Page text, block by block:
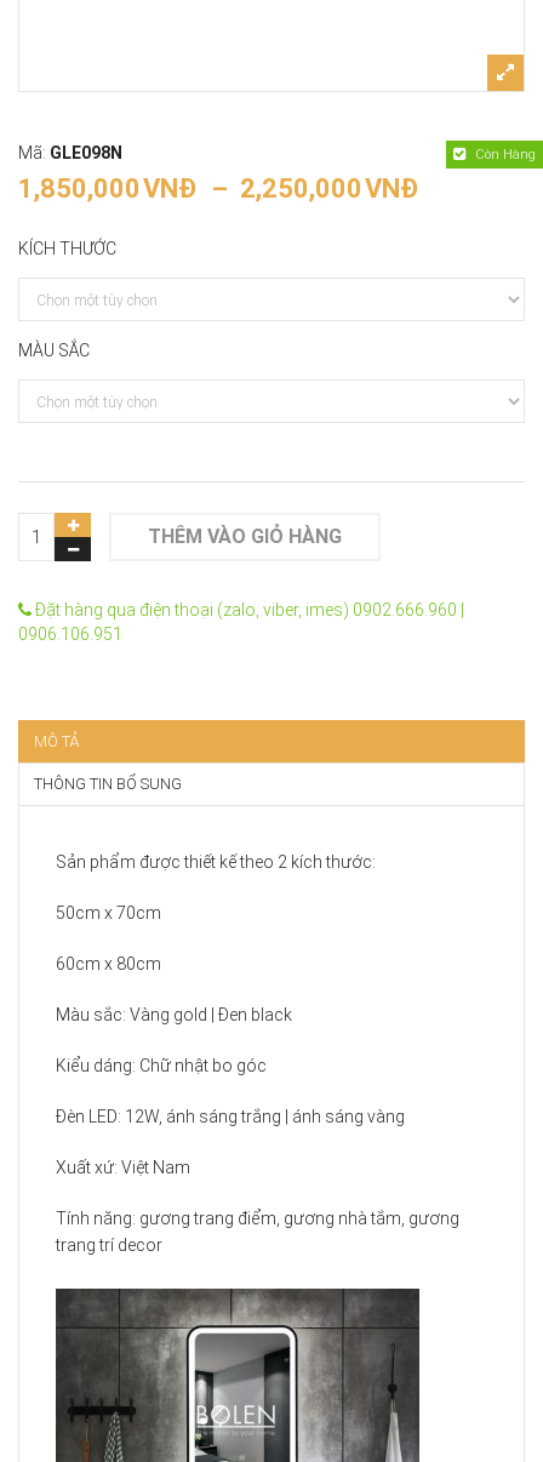
Mã: GLE098N
1,850,000VNĐ – 2,250,000VNĐ
Còn Hàng
KÍCH THƯỚC
MÀU SẮC
THÊM VÀO GIỎ HÀNG
Đặt hàng qua điện thoại (zalo, viber, imes) 0902.666.960 |
0906.106.951
MÔ TẢ
THÔNG TIN BỔ SUNG
Sản phẩm được thiết kế theo 2 kích thước:
50cm x 70cm
60cm x 80cm
Màu sắc: Vàng gold | Đen black
Kiểu dáng: Chữ nhật bo góc
Đèn LED: 12W, ánh sáng trắng | ánh sáng vàng
Xuất xứ: Việt Nam
Tính năng: gương trang điểm, gương nhà tắm, gương
trang trí decor